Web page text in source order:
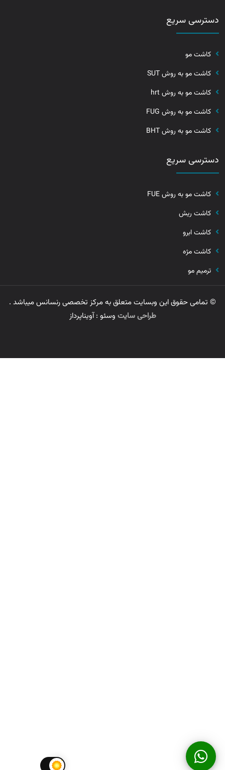
دسترسی سریع
کاشت مو
کاشت مو به روش SUT
کاشت مو به روش hrt
کاشت مو به روش FUG
کاشت مو به روش BHT
دسترسی سریع
کاشت مو به روش FUE
کاشت ریش
کاشت ابرو
کاشت مژه
ترمیم مو
© تمامی حقوق این وبسایت متعلق به مرکز تخصصی رنسانس میباشد .
طراحی سایت وسئو : آویناپرداز